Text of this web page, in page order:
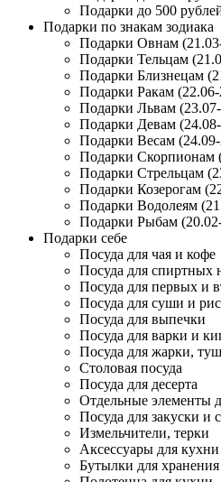
Подарки до 500
Подарки по знакам зодиака
Подарки Овнам
Подарки Тельцам
Подарки Близнецам
Подарки Ракам
Подарки Львам
Подарки Девам
Подарки Весам
Подарки Скорпионам
Подарки Стрельцам
Подарки Козерогам
Подарки Водолеям
Подарки Рыбам
Подарки себе
Посуда для чая и кофе
Посуда для спиртных
Посуда для первых и
Посуда для суши и
Посуда для выпечки
Посуда для варки и
Посуда для жарки,
Столовая посуда
Посуда для десерта
Отдельные элементы
Посуда для закуски и
Измельчители, терки
Аксессуары для кухни
Бутылки для хранения